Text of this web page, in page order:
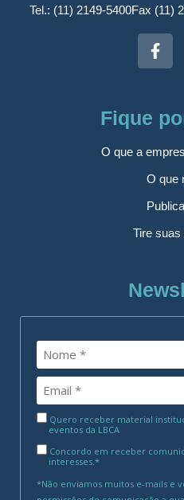
Tel.: (11) 2149-5400Fax (11)
Fique
O que a
O que
Tire suas
Quero receber material
eventos da LBCA
Concordo em receber
interesses.*
*Não enviamos muitos e-mails e